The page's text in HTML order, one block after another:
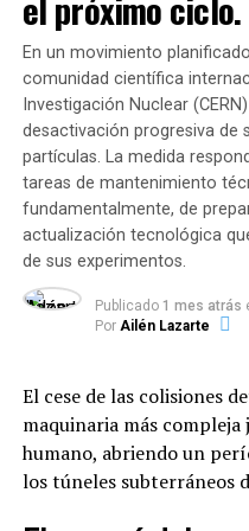
salvar vidas.
renacerá
todos”,
de sus
presidente
Nacional,
Actualmente,
albergadas en 107
Fronteras (MSF)advirtió
continúan durmiendo a la
(aproximadamente 3.000
Maiquetía y otra cifra
En un movimiento
comunidad científica
Investigación Nuclear
desactivación progresiva de
partículas. La medida
tareas de mantenimiento
fundamentalmente, de
actualización tecnológica
de sus experimentos.
Publicado 1 mes atrás
Por Ailén Lazarte
El cese de las colisiones
maquinaria más
humano, abriendo un
los túneles subterráneos